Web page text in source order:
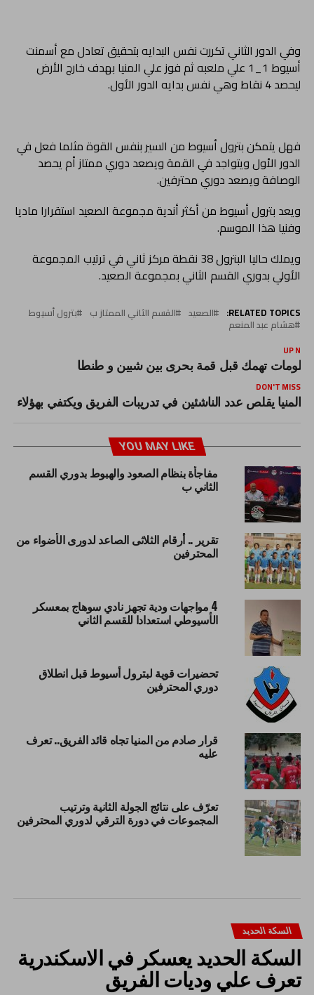
وفي الدور الثاني تكررت نفس البدايه بتحقيق تعادل مع أسمنت
أسيوط 1_1 علي ملعبه ثم فوز علي المنيا بهدف خارج الأرض
ليحصد 4 نقاط وهي نفس بدايه الدور الأول.
فهل يتمكن بترول أسيوط من السير بنفس القوة مثلما فعل في
الدور الأول ويتواجد في القمة ويصعد دوري ممتاز أم يحصد
الوصافة ويصعد دوري محترفين.
ويعد بترول أسيوط من أكثر أندية مجموعة الصعيد استقرارا ماديا
وفنيا هذا الموسم.
ويملك حاليا البترول 38 نقطة مركز ثاني في ترتيب المجموعة
الأولي بدوري القسم الثاني بمجموعة الصعيد.
RELATED TOPICS: الصعيد القسم الثاني الممتاز ب بترول أسيوط
هشام عبد المنعم
UP
تهمك قبل قمة بحرى بين شبين و طنطا
DON'T MISS
المنيا يقلص عدد الناشئين في تدريبات الفريق ويكتفي بهؤلاء
YOU MAY LIKE
مفاجأة بنظام الصعود والهبوط بدوري القسم
الثاني ب
تقرير .. أرقام الثلاثى الصاعد لدورى الأضواء من
المحترفين
4 مواجهات ودية تجهز نادي سوهاج بمعسكر
الأسيوطي استعدادا للقسم الثاني
تحضيرات قوية لبترول أسيوط قبل انطلاق
دوري المحترفين
قرار صادم من المنيا تجاه قائد الفريق.. تعرف
عليه
تعرّف على نتائج الجولة الثانية وترتيب
المجموعات في دورة الترقي لدوري المحترفين
السكة الحديد
السكة الحديد يعسكر في الاسكندرية
تعرف علي وديات الفريق